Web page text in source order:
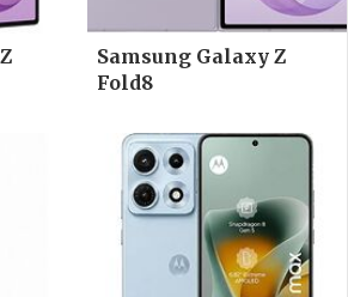
Samsung Galaxy Z
Fold8